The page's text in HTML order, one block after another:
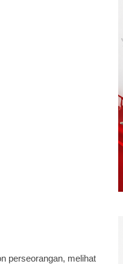
perseorangan, melihat